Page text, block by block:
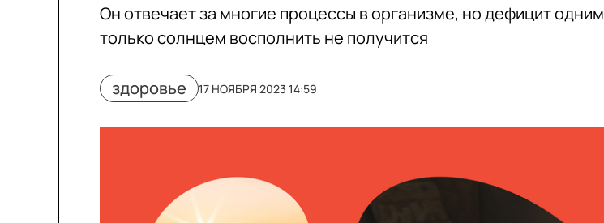
Он отвечает за многие процессы в организме, но дефицит одним
только солнцем восполнить не получится
здоровье 17 НОЯБРЯ 2023 14:59